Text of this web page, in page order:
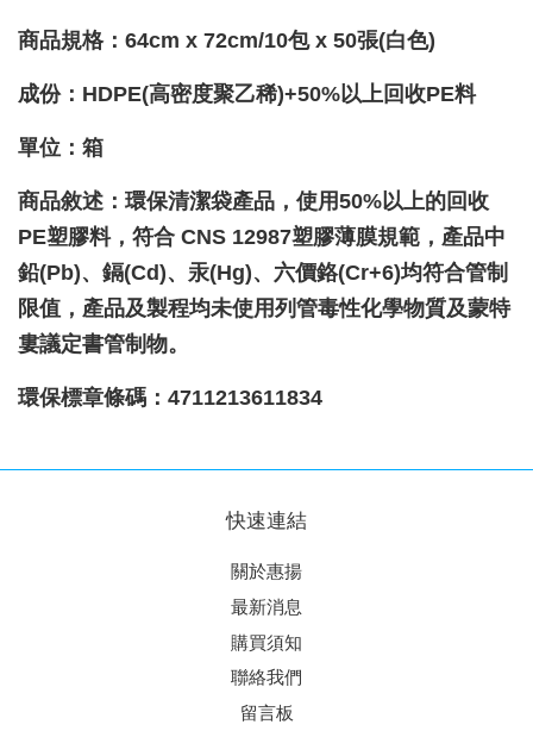
商品規格： 64cm x 72cm/10包 x 50張(白色)
成份： HDPE(高密度聚乙稀)+50%以上回收PE料
單位 ：箱
商品敘述：環保清潔袋產品，使用50%以上的回收
PE塑膠料，符合 CNS 12987塑膠薄膜規範，產品中
鉛(Pb)、鎘(Cd)、汞(Hg)、六價鉻(Cr+6)均符合管制
限值，產品及製程均未使用列管毒性化學物質及蒙特
婁議定書管制物。
環保標章條碼：4711213611834
快速連結
關於惠揚
最新消息
購買須知
聯絡我們
留言板